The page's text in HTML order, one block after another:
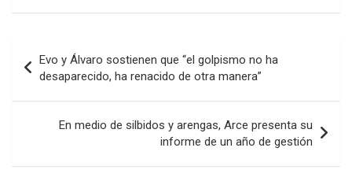
Navegación
de
entradas
Evo y Álvaro sostienen que “el golpismo no ha
desaparecido, ha renacido de otra manera”
En medio de silbidos y arengas, Arce presenta su
informe de un año de gestión